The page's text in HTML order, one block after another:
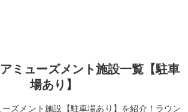
ミューズメント施設一覧【駐車
場あり】
ズメント施設【駐車場あり】を紹介！ラウン